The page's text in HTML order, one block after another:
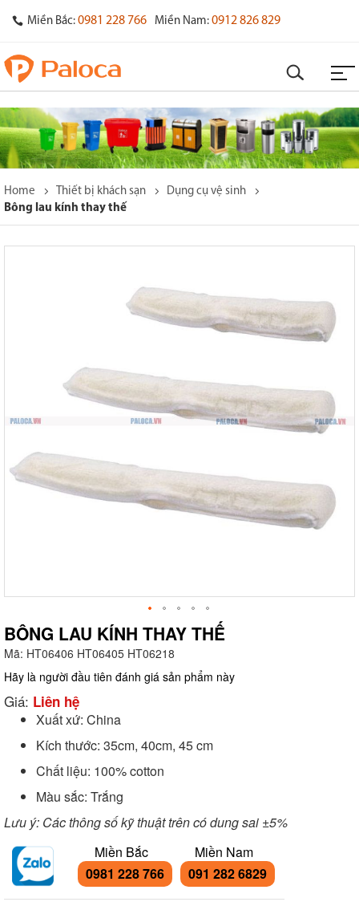
Miền Bắc: 0981 228 766 Miền Nam: 0912 826 829
Home Thiết bị khách sạn
Dụng cụ vệ sinh
Bông lau kính thay thế
BÔNG LAU KÍNH THAY THẾ
Mã: HT06406 HT06405 HT06218
Hãy là người đầu tiên đánh giá sản phẩm này
Giá: Liên hệ
Xuất xứ: China
Kích thước: 35cm, 40cm, 45 cm
Chất liệu: 100% cotton
Màu sắc: Trắng
Lưu ý: Các thông số kỹ thuật trên có dung sai ±5%
Miền Bắc
0981 228 766
Miền Nam
091 282 6829